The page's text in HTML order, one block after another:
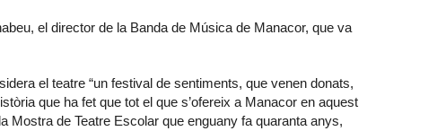
el director de la Banda de Música de Manacor, que va
el teatre “un festival de sentiments, que venen donats,
que ha fet que tot el que s’ofereix a Manacor en aquest
Mostra de Teatre Escolar que enguany fa quaranta anys,